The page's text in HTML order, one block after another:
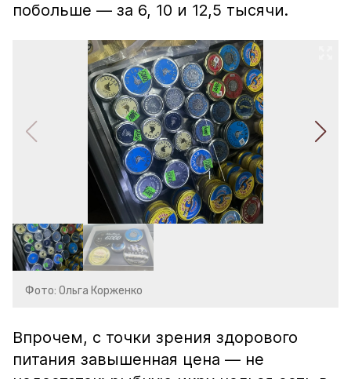
побольше — за 6, 10 и 12,5 тысячи.
Фото: Ольга Корженко
Впрочем, с точки зрения здорового
питания завышенная цена — не